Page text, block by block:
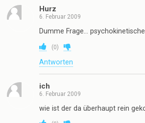
Hurz
6. Februar 2009
Dumme Frage…
(0)
Antworten
ich
6. Februar 2009
wie ist der da überhaupt rein